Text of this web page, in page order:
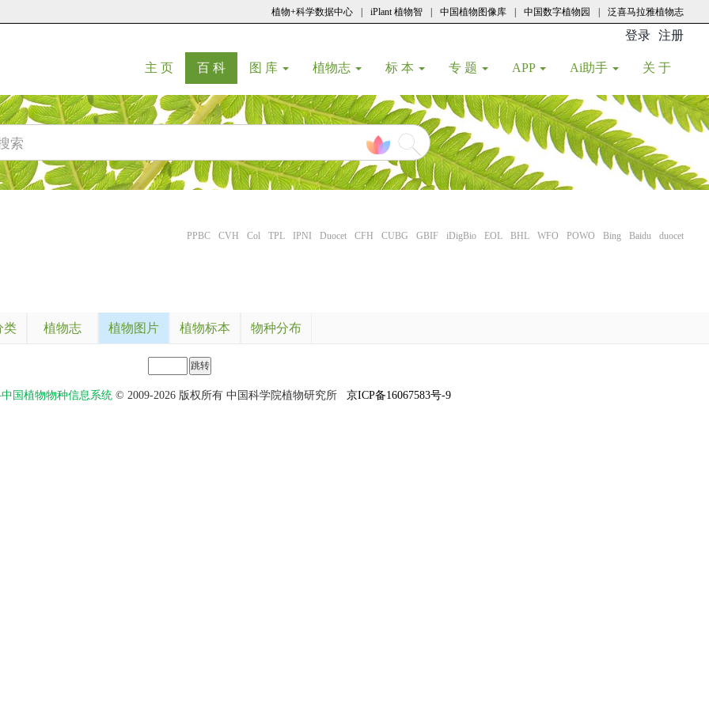
植物+科学数据中心 iPlant 植物智 中国植物图像库 中国数字植物园 泛喜马拉雅植物志
登录 注册
主 页(current)
百 科(current)
图 库 植物志 标 本 专 题 APP Ai助手 关 于
PPBC CVH Col TPL IPNI Duocet CFH CUBG GBIF iDigBio EOL BHL WFO POWO Bing Baidu duocet
类 植物志 植物图片 植物标本 物种分布
国植物物种信息系统 © 2009-2026 版权所有 中国科学院植物研究所 京ICP备16067583号-9